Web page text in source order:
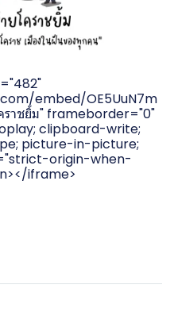
embed/OE5UuN7m
ราชยิ้ม" frameborder="0"
clipboard-write;
picture-in-picture;
origin-when-
iframe>